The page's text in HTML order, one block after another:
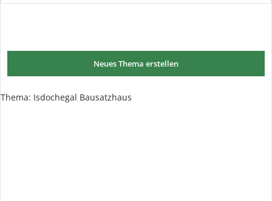
Neues Thema erstellen
Thema: Isdochegal Bausatzhaus